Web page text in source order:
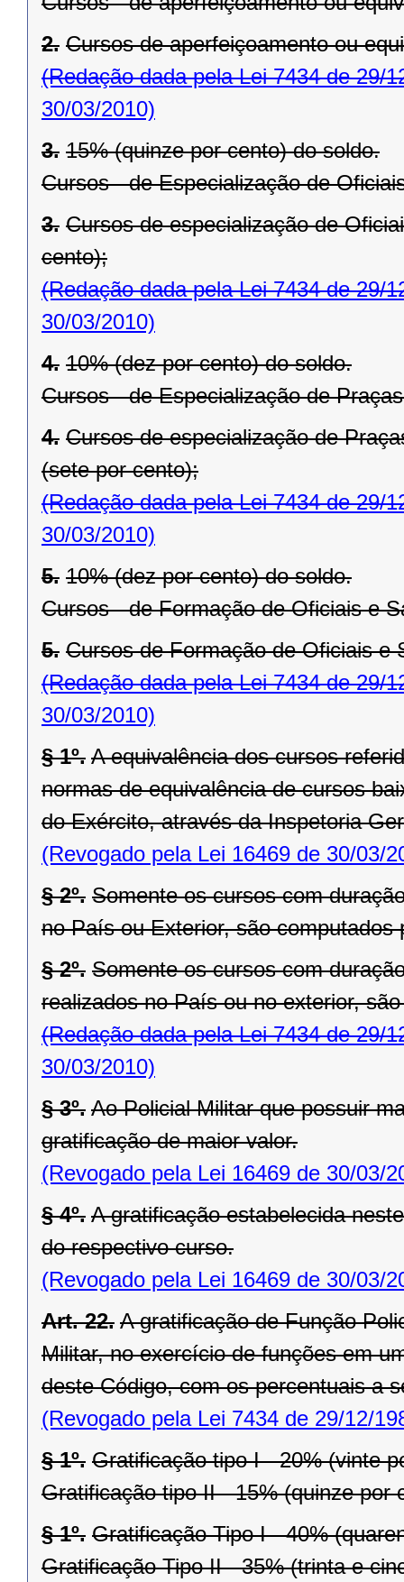
2. Cursos de aperfeiçoamento ou
(Redação dada pela Lei 7434 de 29/
30/03/2010)
3. 15% (quinze por cento) do soldo.
Cursos - de Especialização de
3. Cursos de especialização de
cento);
(Redação dada pela Lei 7434 de 29/
30/03/2010)
4. 10% (dez por cento) do soldo.
Cursos - de Especialização de
4. Cursos de especialização de
(sete por cento);
(Redação dada pela Lei 7434 de 29/
30/03/2010)
5. 10% (dez por cento) do soldo.
Cursos - de Formação de Oficiais e
5. Cursos de Formação de Oficiais e
(Redação dada pela Lei 7434 de 29/
30/03/2010)
§ 1º. A equivalência dos cursos
normas de equivalência de cursos
do Exército, através da Inspetoria
(Revogado pela Lei 16469 de 30/03/
§ 2º. Somente os cursos com
no País ou Exterior, são computados
§ 2º. Somente os cursos com
realizados no País ou no exterior,
(Redação dada pela Lei 7434 de 29/
30/03/2010)
§ 3º. Ao Policial Militar que possuir
gratificação de maior valor.
(Revogado pela Lei 16469 de 30/03/
§ 4º. A gratificação estabelecida
do respectivo curso.
(Revogado pela Lei 16469 de 30/03/
Art. 22. A gratificação de Função
Militar, no exercício de funções em
deste Código, com os percentuais a
(Revogado pela Lei 7434 de 29/12/
§ 1º. Gratificação tipo I - 20% (vinte
Gratificação tipo II - 15% (quinze por
§ 1º. Gratificação Tipo I - 40%
Gratificação Tipo II - 35% (trinta e